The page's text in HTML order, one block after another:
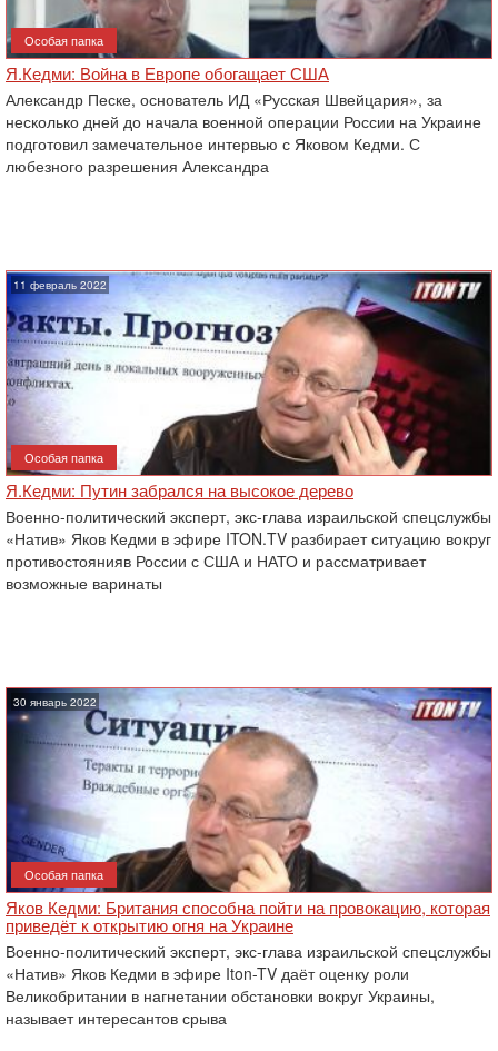
Особая папка
Я.Кедми: Война в Европе обогащает США
Александр Песке, основатель ИД «Русская Швейцария», за
несколько дней до начала военной операции России на Украине
подготовил замечательное интервью с Яковом Кедми. С
любезного разрешения Александра
11 февраль 2022
Особая папка
Я.Кедми: Путин забрался на высокое дерево
Военно-политический эксперт, экс-глава израильской спецслужбы
«Натив» Яков Кедми в эфире ITON.TV разбирает ситуацию вокруг
противостоянияв России с США и НАТО и рассматривает
возможные варинаты
30 январь 2022
Особая папка
Яков Кедми: Британия способна пойти на провокацию, которая
приведёт к открытию огня на Украине
Военно-политический эксперт, экс-глава израильской спецслужбы
«Натив» Яков Кедми в эфире Iton-TV даёт оценку роли
Великобритании в нагнетании обстановки вокруг Украины,
называет интересантов срыва